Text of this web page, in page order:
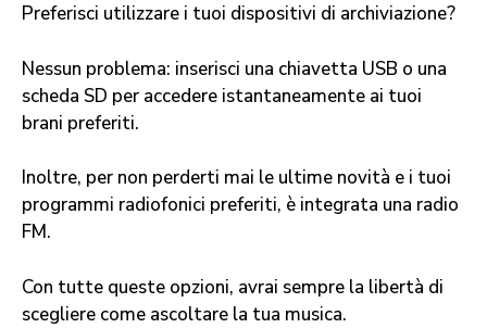
Preferisci utilizzare i tuoi dispositivi di archiviazione?
Nessun problema: inserisci una chiavetta USB o una
scheda SD per accedere istantaneamente ai tuoi
brani preferiti.
Inoltre, per non perderti mai le ultime novità e i tuoi
programmi radiofonici preferiti, è integrata una radio
FM.
Con tutte queste opzioni, avrai sempre la libertà di
scegliere come ascoltare la tua musica.